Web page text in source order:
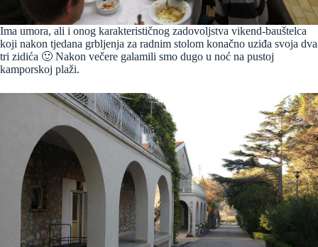
Ima umora, ali i onog karakterističnog zadovoljstva vikend-bauštelca
koji nakon tjedana grbljenja za radnim stolom konačno uziđa svoja dva
tri zidića 🙂 Nakon večere galamili smo dugo u noć na pustoj
kamporskoj plaži.